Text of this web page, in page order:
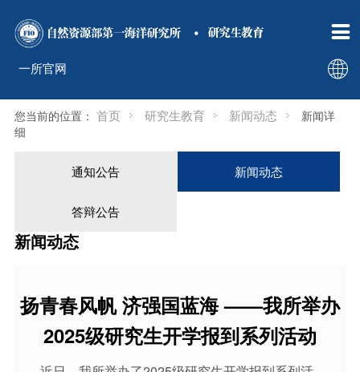
一所官网 
新闻动态
通知公告
新闻动态
答辩公告
招生信息
招生简章
考试大纲
成绩查询

您当前的位置： 首页 研究生教育 新闻动态
新闻详
细
通知公告 新闻动态
答辩公告
新闻动态
扬青春风帆 济强国蓝海 ——我所举办
2025级研究生开学报到系列活动